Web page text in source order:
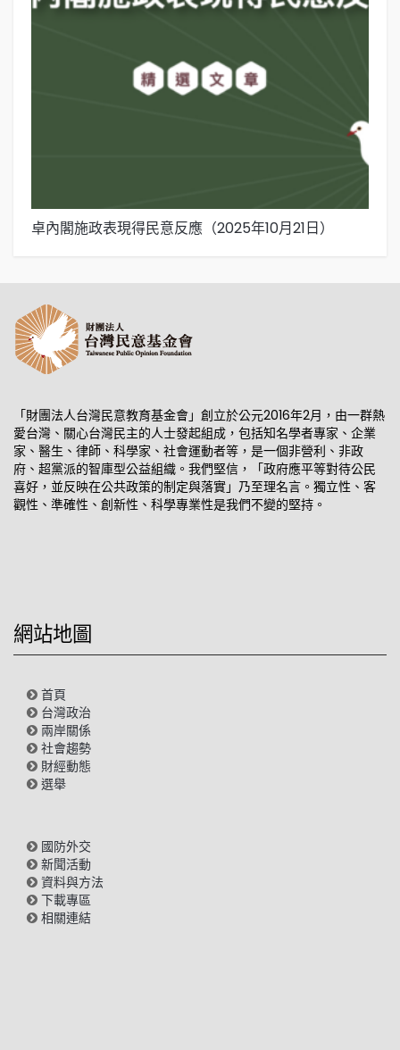
卓內閣施政表現得民意反應（2025年10月21日）
「財團法人台灣民意教育基金會」創立於公元2016年2月，由一群熱
愛台灣、關心台灣民主的人士發起組成，包括知名學者專家、企業
家、醫生、律師、科學家、社會運動者等，是一個非營利、非政
府、超黨派的智庫型公益組織。我們堅信，「政府應平等對待公民
喜好，並反映在公共政策的制定與落實」乃至理名言。獨立性、客
觀性、準確性、創新性、科學專業性是我們不變的堅持。
網站地圖
首頁
台灣政治
兩岸關係
社會趨勢
財經動態
選舉
國防外交
新聞活動
資料與方法
下載專區
相關連結